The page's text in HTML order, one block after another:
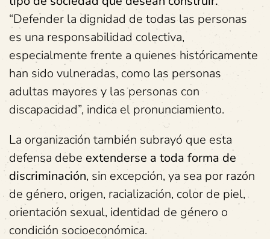
“Defender la dignidad de todas las personas
es una responsabilidad colectiva,
especialmente frente a quienes históricamente
han sido vulneradas, como las personas
adultas mayores y las personas con
discapacidad”, indica el pronunciamiento.
La organización también subrayó que esta
defensa debe extenderse a toda forma de
discriminación, sin excepción, ya sea por razón
de género, origen, racialización, color de piel,
orientación sexual, identidad de género o
condición socioeconómica.